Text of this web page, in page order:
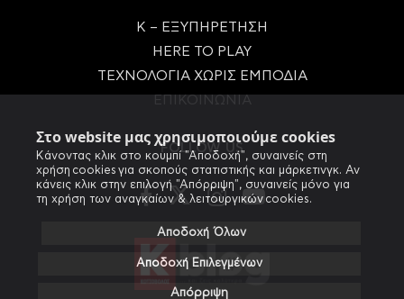
Στο website μας χρησιμοποιούμε cookies
Κάνοντας κλικ στο κουμπί "Αποδοχή", συναινείς στη
χρήση cookies για σκοπούς στατιστικής και μάρκετινγκ. Αν
κάνεις κλικ στην επιλογή "Απόρριψη", συναινείς μόνο για
τη χρήση των αναγκαίων & λειτουργικών cookies.
Αποδοχή Όλων
Αποδοχή Επιλεγμένων
Απόρριψη
Κ – ΕΞΥΠΗΡΕΤΗΣΗ
HERE TO PLAY
ΤΕΧΝΟΛΟΓΙΑ ΧΩΡΙΣ ΕΜΠΟΔΙΑ
FOLLOW US